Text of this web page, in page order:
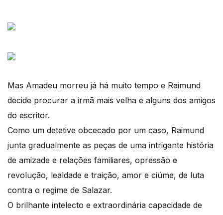
Mas Amadeu morreu já há muito tempo e Raimund
decide procurar a irmã mais velha e alguns dos amigos
do escritor.
Como um detetive obcecado por um caso, Raimund
junta gradualmente as peças de uma intrigante história
de amizade e relações familiares, opressão e
revolução, lealdade e traição, amor e ciúme, de luta
contra o regime de Salazar.
O brilhante intelecto e extraordinária capacidade de